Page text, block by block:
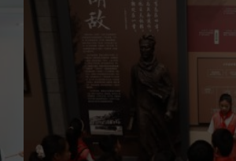
[6月23日] 2026年共青团宜昌市委所属事
[6月14日] “潮涌三峡 才聚宜昌”——宜昌青